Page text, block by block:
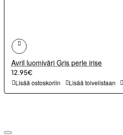
Avril luomiväri Gris perle irise
12.95€
Lisää ostoskoriin Lisää toivelistaan